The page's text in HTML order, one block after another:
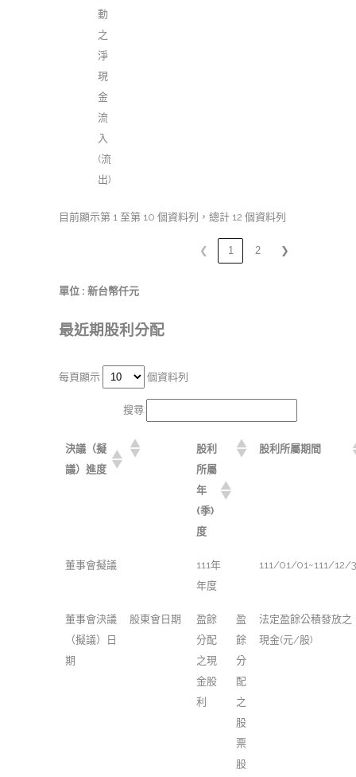
動
之
淨
現
金
流
入
(流
出)
目前顯示第 1 至第 10 個資料列，總計 12 個資料列
❮ 1 2 ❯
單位 : 新台幣仟元
最近期股利分配
每頁顯示 個資料列
搜尋:
決議（擬
議）進度
股利
所屬
年
(季)
度
股利所屬期間
董事會擬議
111年
年度
111/01/01~111/12/
董事會決議
（擬議）日
期
股東會日期
盈餘
分配
之現
金股
利
盈
餘
分
配
之
股
票
股
法定盈餘公積發放之
現金(元/股)